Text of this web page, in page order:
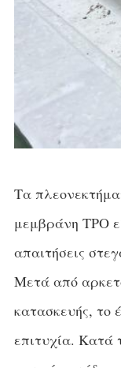
Τα
μεμβράνη TPO
απαιτήσεις
Μετά από
κατασκευής, το
επιτυχία. Κατά